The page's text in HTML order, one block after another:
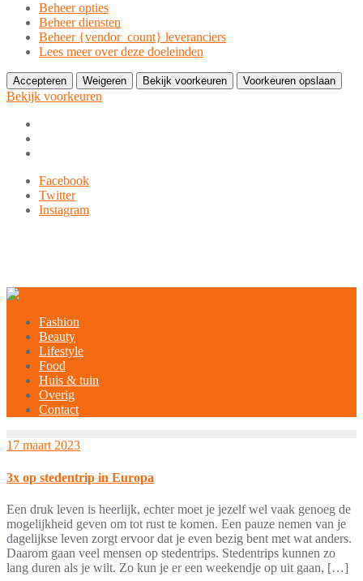
Beheer opties
Beheer diensten
Beheer {vendor_count} leveranciers
Lees meer over deze doeleinden
Accepteren Weigeren Bekijk voorkeuren Voorkeuren opslaan
Bekijk voorkeuren
naar
Facebook
Twitter
Instagram
Fashion
Beauty
Lifestyle
Food
Huis & tuin
Overig
Contact
17 maart 2023
3x op stedentrip in Europa
Een druk leven is heerlijk, echter moet je jezelf wel vaak genoeg de
mogelijkheid geven om tot rust te komen. Een pauze nemen van je
dagelijkse leven zorgt ervoor dat je even bezig bent met wat anders.
Daarom gaan veel mensen op stedentrips. Stedentrips kunnen zo
lang duren als je wilt. Zo kun je er een weekendje op uit gaan, […]